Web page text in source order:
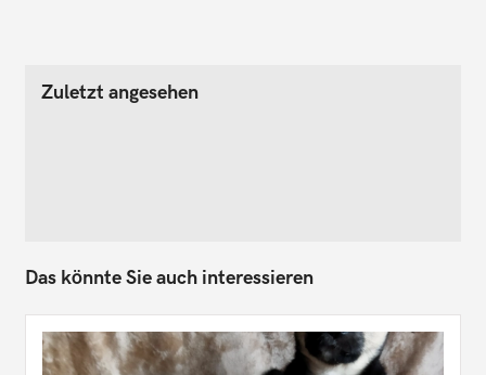
Zuletzt angesehen
Das könnte Sie auch interessieren